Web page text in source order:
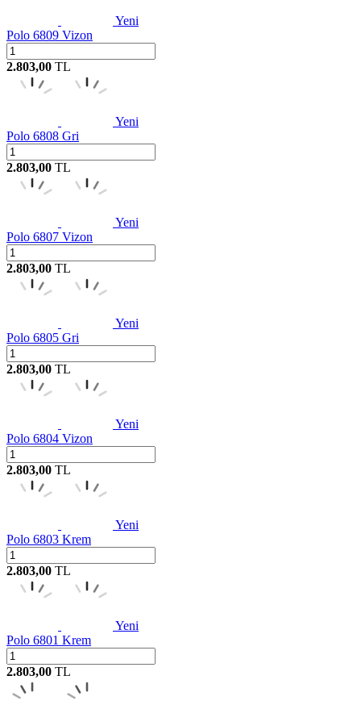
Yeni
Polo 6809 Vizon
2.803,00 TL
Yeni
Polo 6808 Gri
2.803,00 TL
Yeni
Polo 6807 Vizon
2.803,00 TL
Yeni
Polo 6805 Gri
2.803,00 TL
Yeni
Polo 6804 Vizon
2.803,00 TL
Yeni
Polo 6803 Krem
2.803,00 TL
Yeni
Polo 6801 Krem
2.803,00 TL